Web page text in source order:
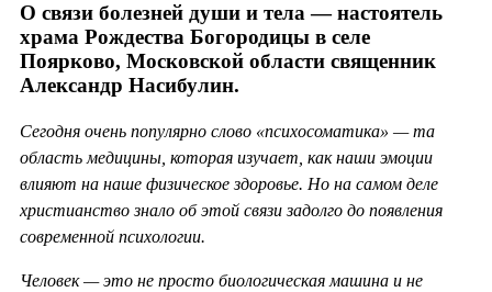
О связи болезней души и тела — настоятель
храма Рождества Богородицы в селе
Поярково, Московской области священник
Александр Насибулин.
Сегодня очень популярно слово «психосоматика» — та
область медицины, которая изучает, как наши эмоции
влияют на наше физическое здоровье. Но на самом деле
христианство знало об этой связи задолго до появления
современной психологии.
Человек — это не просто биологическая машина и не